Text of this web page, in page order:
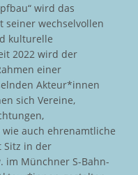
wird das
seiner wechselvollen
kulturelle
2022 wird der
einer
Akteur*innen
sich Vereine,
auch ehrenamtliche
in der
im Münchner S-Bahn-